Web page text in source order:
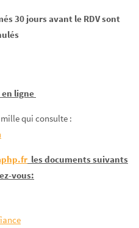
30 jours avant le RDV sont
ligne
qui consulte :
les documents suivants
vous: